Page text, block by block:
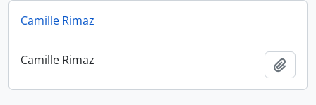
Camille Rimaz
Camille Rimaz